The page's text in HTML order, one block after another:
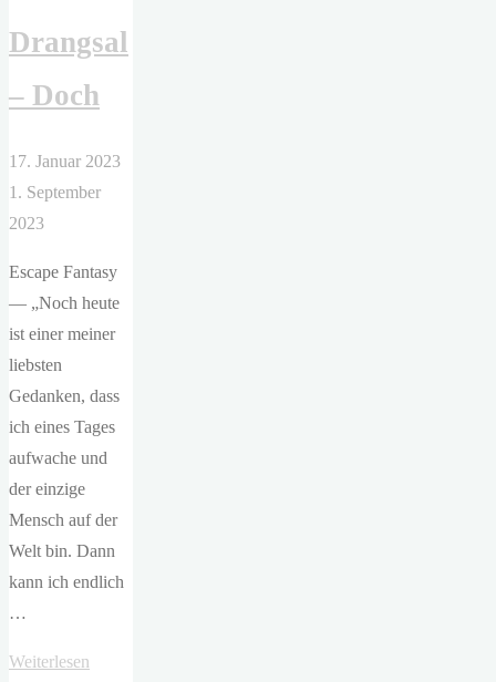
am
stehend,
blaues
Kleid"
Drangsal
– Doch
17. Januar 2023
1. September
2023
Escape Fantasy
— „Noch heute
ist einer meiner
liebsten
Gedanken, dass
ich eines Tages
aufwache und
der einzige
Mensch auf der
Welt bin. Dann
kann ich endlich
…
Weiterlesen